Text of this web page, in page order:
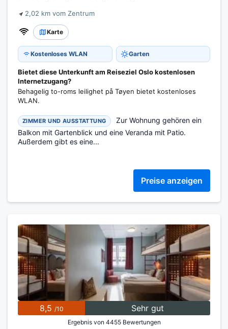
2,02 km vom Zentrum
Karte
Kostenloses WLAN Garten
Bietet diese Unterkunft am Reiseziel Oslo kostenlosen
Internetzugang?
Behagelig to-roms leilighet på Tøyen bietet kostenloses
WLAN.
ZIMMER UND AUSSTATTUNG
Zur Wohnung gehören ein
Balkon mit Gartenblick und eine Veranda mit Patio.
Außerdem gibt es eine...
Preise anzeigen
8,5 /10 Sehr gut
Ergebnis von 4455 Bewertungen